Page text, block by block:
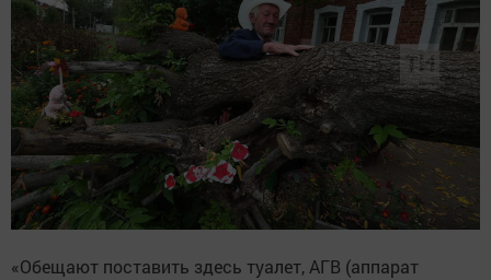
«Обещают поставить здесь туалет, АГВ (аппарат